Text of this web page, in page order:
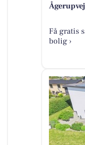
Få gratis
bolig ›